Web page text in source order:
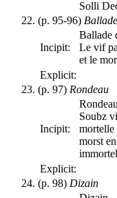
Solli
(p. 95-96)
Incipit:
Ballade
Le vif
et le
Explicit:
(p. 97) Rondeau
Incipit:
Rondeau
Soubz
mortelle
morst
Explicit:
(p. 98) Dizain